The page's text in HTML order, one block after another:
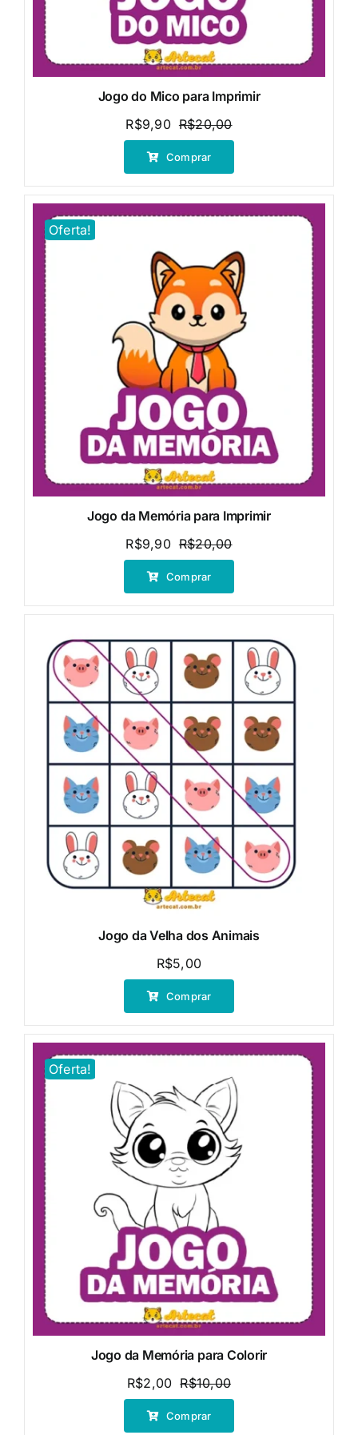
Jogo do Mico para Imprimir
R$20,00O
preço
era:
R$9,90
O
preço
é:
Comprar
Oferta!
Jogo da Memória para Imprimir
R$20,00O
preço
era:
R$9,90
O
preço
é:
Comprar
Jogo da Velha dos Animais
R$5,00
Comprar
Oferta!
Jogo da Memória para Colorir
R$10,00O
preço
R$2,00
O
preço
Comprar